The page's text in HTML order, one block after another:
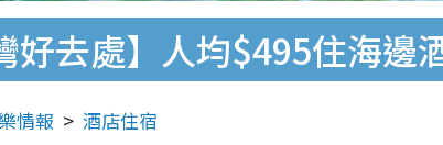
好去處】人均$495住海
情報 酒店住宿